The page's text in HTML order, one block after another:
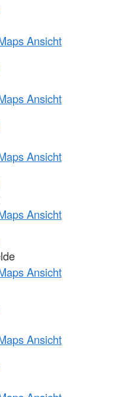
Ansicht
Ansicht
Ansicht
Ansicht
Ansicht
Ansicht